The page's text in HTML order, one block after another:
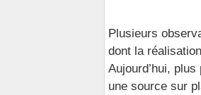
Plusieurs
dont la
Aujourd’hui,
une source sur